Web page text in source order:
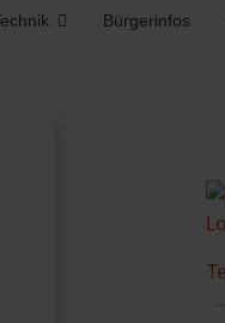
Bürgerinfos